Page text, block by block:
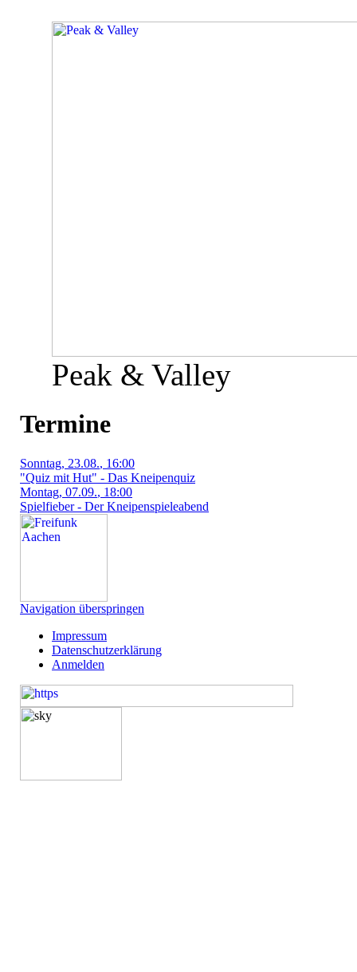
Peak & Valley
Termine
Sonntag, 23.08., 16:00
"Quiz mit Hut" - Das Kneipenquiz
Montag, 07.09., 18:00
Spielfieber - Der Kneipenspieleabend
Navigation überspringen
Impressum
Datenschutzerklärung
Anmelden